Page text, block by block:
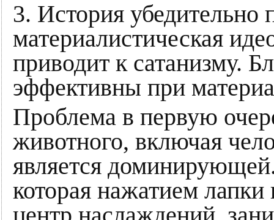
3. История убедительно
материалистическая
приводит к сатанизму.
эффективны при
Проблема в первую
животного, включая
является
которая нажатием лапки